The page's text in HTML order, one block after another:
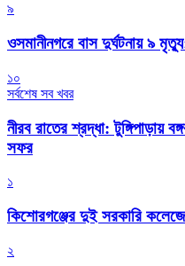
৯
ওসমানীনগরে বাস দুর্ঘটনায় ৯
১০
সর্বশেষ সব খবর
নীরব রাতের শ্রদ্ধা: টুঙ্গিপাড়ায়
সফর
১
কিশোরগঞ্জের দুই সরকারি
২